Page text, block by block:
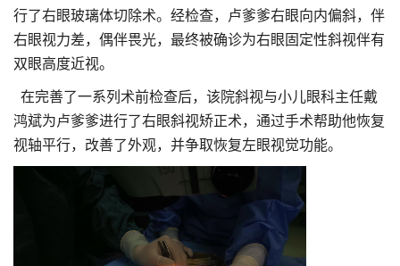
行了右眼玻璃体切除术。经检查，卢爹爹右眼向内偏斜，伴
右眼视力差，偶伴畏光，最终被确诊为右眼固定性斜视伴有
双眼高度近视。
在完善了一系列术前检查后，该院斜视与小儿眼科主任戴
鸿斌为卢爹爹进行了右眼斜视矫正术，通过手术帮助他恢复
视轴平行，改善了外观，并争取恢复左眼视觉功能。